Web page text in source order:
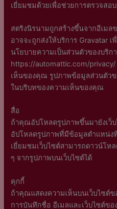
เยี่ยมชมด้วยเพื่อช่วยการตรวจสอ
สตริงนิรนามถูกสร้างขึ้นจากอีเม
อาจจะถูกส่งให้บริการ Gravatar
นโยบายความเป็นส่วนตัวของบริก
https://automattic.com/
เห็นของคุณ รูปภาพข้อมูลส่วนตัว
ในบริบทของความเห็นของคุณ
สื่อ
ถ้าคุณอัปโหลดรูปภาพขึ้นมายังเว็
อัปโหลดรูปภาพที่มีข้อมูลตำแหน่งที่
เยี่ยมชมเว็บไซต์สามารถดาวน์โห
ๆ จากรูปภาพบนเว็บไซต์ได้
คุกกี้
ถ้าคุณแสดงความเห็นบนเว็บไซต์ข
การบันทึกชื่อ อีเมลและเว็บไซต์ข